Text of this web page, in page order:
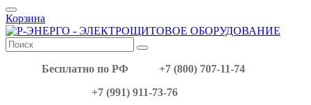
Корзина
Бесплатно по РФ
+7 (800) 707-11-74
+7 (991) 911-73-76